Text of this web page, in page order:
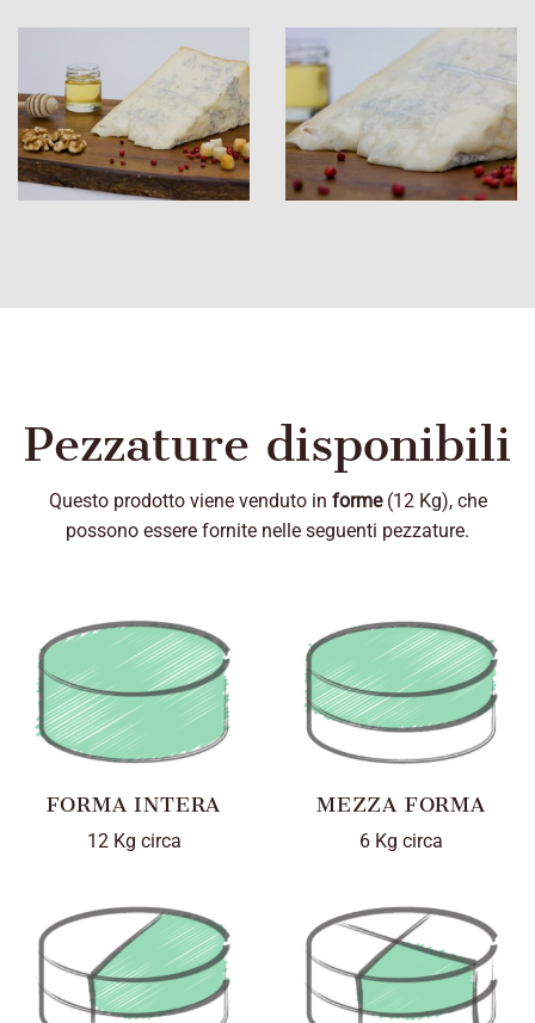
Pezzature disponibili
Questo prodotto viene venduto in forme(12 Kg), che
possono essere fornite nelle seguenti pezzature.
FORMA INTERA
12 Kg circa
MEZZA FORMA
6 Kg circa